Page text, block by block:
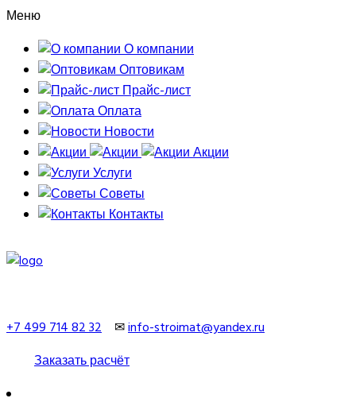
Меню
О компании
Оптовикам
Прайс-лист
Оплата
Новости
Акции
Услуги
Советы
Контакты
+7 499 714 82 32 ✉info-stroimat@yandex.ru
Заказать расчёт